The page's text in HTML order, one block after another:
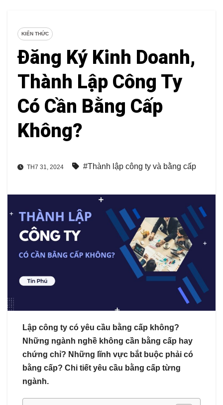
KIẾN THỨC
Đăng Ký Kinh Doanh,
Thành Lập Công Ty
Có Cần Bằng Cấp
Không?
TH7 31, 2024 #Thành lập công ty và bằng cấp
Lập công ty có yêu cầu bằng cấp không?
Những ngành nghề không cần bằng cấp hay
chứng chỉ? Những lĩnh vực bắt buộc phải có
bằng cấp? Chi tiết yêu cầu bằng cấp từng
ngành.